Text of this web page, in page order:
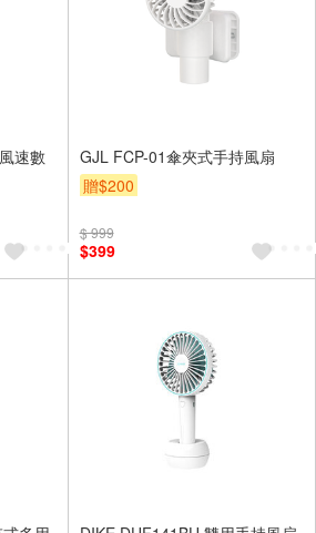
速數
GJL FCP-01傘夾式手持風扇
贈$200
$ 999
$399